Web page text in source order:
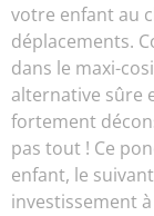
votre enfant au
déplacements.
dans le maxi-
alternative sûre
fortement
pas tout ! Ce
enfant, le
investissement